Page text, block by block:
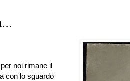
noi rimane il
con lo sguardo